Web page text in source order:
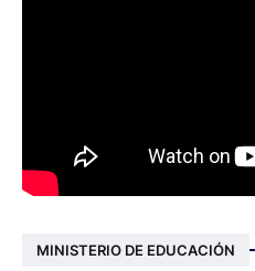
MINISTERIO DE EDUCACIÓN